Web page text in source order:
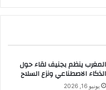
المغرب ينظم بجنيف لقاء حول
الذكاء الاصطناعي ونزع السلاح
يونيو 16, 2026